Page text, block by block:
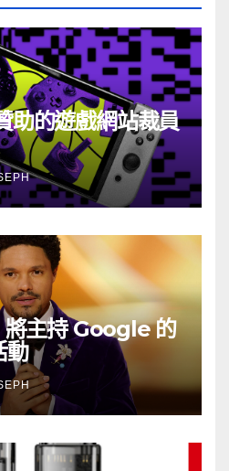
的遊戲網站裁員
主持 Google 的
動